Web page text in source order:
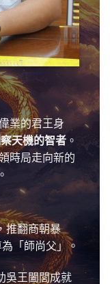
業的君王身
天機的智者 。
時局走向新的
。
推翻商朝暴
「師尚父」。
吳王闔閭成就